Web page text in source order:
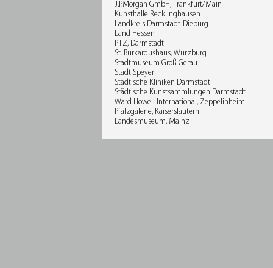
J.P.Morgan GmbH, Frankfurt/Main
Kunsthalle Recklinghausen
Landkreis Darmstadt-Dieburg
Land Hessen
PTZ, Darmstadt
St. Burkardushaus, Würzburg
Stadtmuseum Groß-Gerau
Stadt Speyer
Städtische Kliniken Darmstadt
Städtische Kunstsammlungen Darmstadt
Ward Howell International, Zeppelinheim
Pfalzgalerie, Kaiserslautern
Landesmuseum, Mainz